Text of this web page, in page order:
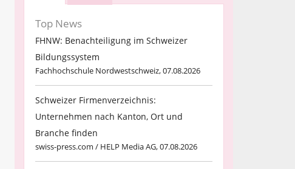
Top News
FHNW: Benachteiligung im Schweizer
Bildungssystem
Fachhochschule Nordwestschweiz, 07.08.2026
Schweizer Firmenverzeichnis:
Unternehmen nach Kanton, Ort und
Branche finden
swiss-press.com / HELP Media AG, 07.08.2026